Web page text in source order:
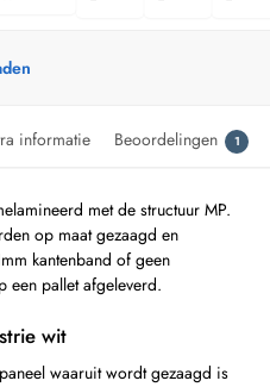
informatie Beoordelingen 1
met de structuur MP.
op maat gezaagd en
kantenband of geen
een pallet afgeleverd.
wit
waaruit wordt gezaagd is